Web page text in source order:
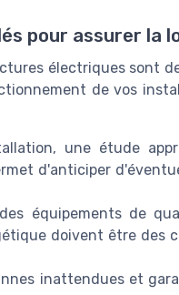
pour assurer la
électriques sont
de vos
une étude
d'anticiper
équipements de
doivent être des
inattendues et